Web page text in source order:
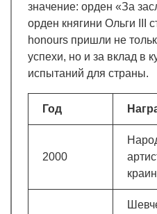
значение: орден «За
орден княгини Ольги III
honours пришли не
успехи, но и за вклад в
испытаний для страны.
Год
2000